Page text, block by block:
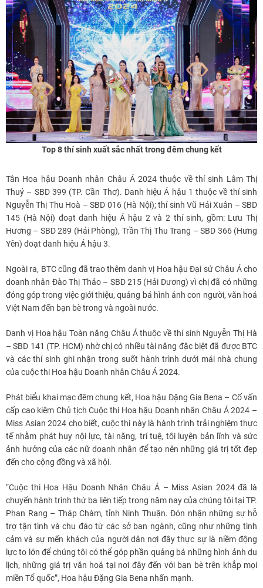
Top 8 thí sinh xuất sắc nhất trong đêm chung kết
Tân Hoa hậu Doanh nhân Châu Á 2024 thuộc về thí sinh Lâm Thị
Thuỷ – SBD 399 (TP. Cần Thơ). Danh hiệu Á hậu 1 thuộc về thí sinh
Nguyễn Thị Thu Hoà – SBD 016 (Hà Nội); thí sinh Vũ Hải Xuân – SBD
145 (Hà Nội) đoạt danh hiệu Á hậu 2 và 2 thí sinh, gồm: Lưu Thị
Hương – SBD 289 (Hải Phòng), Trần Thị Thu Trang – SBD 366 (Hưng
Yên) đoạt danh hiệu Á hậu 3.
Ngoài ra, BTC cũng đã trao thêm danh vị Hoa hậu Đại sứ Châu Á cho
doanh nhân Đào Thị Thảo – SBD 215 (Hải Dương) vì chị đã có những
đóng góp trong việc giới thiệu, quảng bá hình ảnh con người, văn hoá
Việt Nam đến bạn bè trong và ngoài nước.
Danh vị Hoa hậu Toàn năng Châu Á thuộc về thí sinh Nguyễn Thị Hà
– SBD 141 (TP. HCM) nhờ chị có nhiều tài năng đặc biệt đã được BTC
và các thí sinh ghi nhận trong suốt hành trình dưới mái nhà chung
của cuộc thi Hoa hậu Doanh nhân Châu Á 2024.
Phát biểu khai mạc đêm chung kết, Hoa hậu Đặng Gia Bena – Cố vấn
cấp cao kiêm Chủ tịch Cuộc thi Hoa hậu Doanh nhân Châu Á 2024 –
Miss Asian 2024 cho biết, cuộc thi này là hành trình trải nghiệm thực
tế nhằm phát huy nội lực, tài năng, trí tuệ, tôi luyện bản lĩnh và sức
ảnh hưởng của các nữ doanh nhân để tạo nên những giá trị tốt đẹp
đến cho cộng đồng và xã hội.
“Cuộc thi Hoa Hậu Doanh Nhân Châu Á – Miss Asian 2024 đã là
chuyến hành trình thứ ba liên tiếp trong năm nay của chúng tôi tại TP.
Phan Rang – Tháp Chàm, tỉnh Ninh Thuận. Đón nhận những sự hỗ
trợ tận tình và chu đáo từ các sở ban ngành, cũng như những tình
cảm và sự mến khách của người dân nơi đây thực sự là niềm động
lực to lớn để chúng tôi có thể góp phần quảng bá những hình ảnh du
lịch, những giá trị văn hoá tại nơi đây đến với bạn bè trên khắp mọi
miền Tổ quốc”, Hoa hậu Đặng Gia Bena nhấn mạnh.